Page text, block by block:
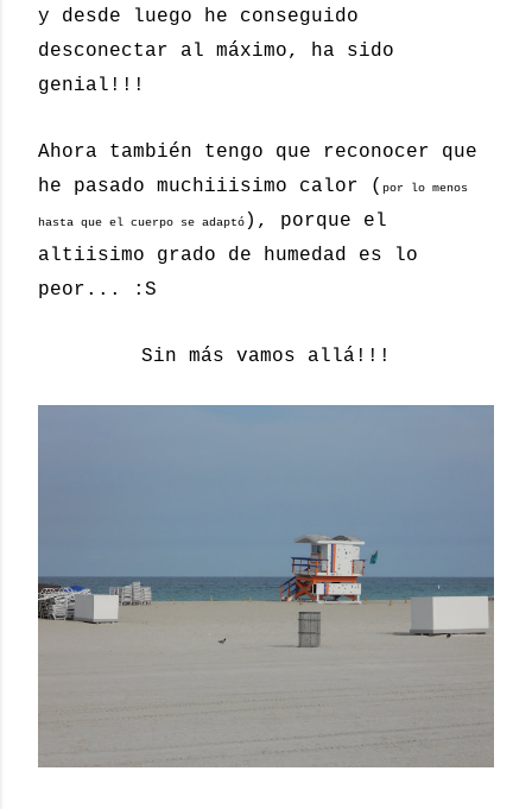
y desde luego he conseguido
desconectar al máximo, ha sido
genial!!!
Ahora también tengo que reconocer que
he pasado muchiiisimo calor ( por lo menos
hasta que el cuerpo se adaptó ), porque el
altiisimo grado de humedad es lo
peor... :S
Sin más vamos allá!!!